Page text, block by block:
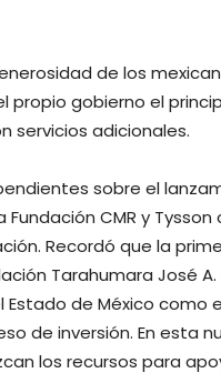
de los
gobierno el
servicios adicionales.
sobre el
CMR y
Recordó que la
Tarahumara José A.
de México como
de inversión. En esta
los recursos para